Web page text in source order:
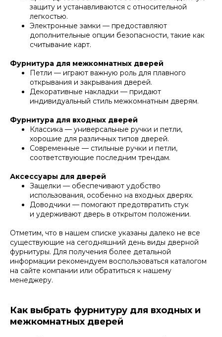
защиту и устанавливаются с относительной
легкостью.
Электронные замки — предоставляют
дополнительные опции безопасности, такие как
считывание карт.
Фурнитура для межкомнатных дверей
Петли — играют важную роль для плавного
открывания и закрывания дверей.
Декоративные накладки — придают
индивидуальный стиль межкомнатным дверям.
Фурнитура для входных дверей
Классика — универсальные ручки и петли,
хорошие для различных типов дверей.
Современные — стильные ручки и петли,
соответствующие последним трендам.
Аксессуары для дверей
Защелки — обеспечивают удобство
использования, особенно на входных дверях.
Доводчики — помогают предотвратить стук
и удерживают дверь в открытом положении.
Отметим, что в нашем списке указаны далеко не все
существующие на сегодняшний день виды дверной
фурнитуры. Для получения более детальной
информации рекомендуем воспользоваться каталогом
на сайте компании или обратиться к нашему
менеджеру.
Как выбрать фурнитуру для входных и
межкомнатных дверей